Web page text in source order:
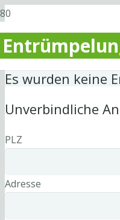
Es wurden keine
Unverbindliche
PLZ
Adresse